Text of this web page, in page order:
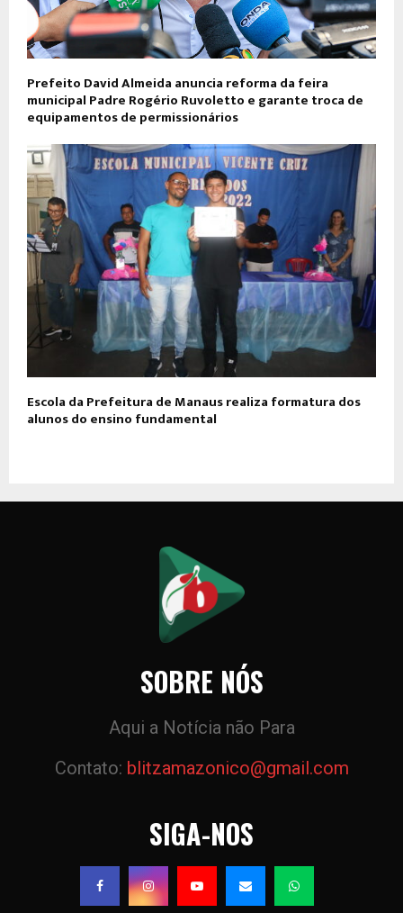
Prefeito David Almeida anuncia reforma da feira
municipal Padre Rogério Ruvoletto e garante troca de
equipamentos de permissionários
Escola da Prefeitura de Manaus realiza formatura dos
alunos do ensino fundamental
SOBRE NÓS
Aqui a Notícia não Para
Contato: blitzamazonico@gmail.com
SIGA-NOS